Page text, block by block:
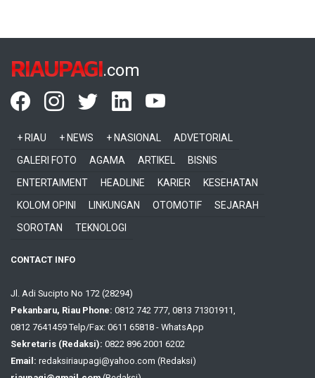
RIAUPAGI.com
+ RIAU + NEWS + NASIONAL
ADVETORIAL
GALERI FOTO
AGAMA ARTIKEL
BISNIS
ENTERTAIMENT
HEADLINE KARIER
KESEHATAN
KOLOM OPINI
LINKUNGAN OTOMOTIF
SEJARAH
SOROTAN
TEKNOLOGI
CONTACT INFO
Jl. Adi Sucipto No 172 (28294)
Pekanbaru, Riau Phone: 0812 742 777, 0813 71301911,
0812 7641459 Telp/Fax: 0611 65818 - WhatsApp
Sekretaris (Redaksi): 0822 896 2001 6202
Email: redaksiriaupagi@yahoo.com (Redaksi)